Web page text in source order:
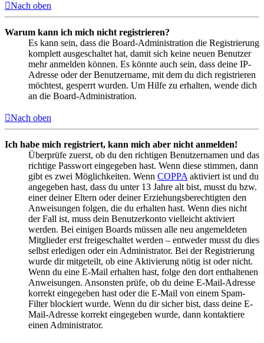
Nach oben
Warum kann ich mich nicht registrieren?
Es kann sein, dass die Board-Administration die Registrierung
komplett ausgeschaltet hat, damit sich keine neuen Benutzer
mehr anmelden können. Es könnte auch sein, dass deine IP-
Adresse oder der Benutzername, mit dem du dich registrieren
möchtest, gesperrt wurden. Um Hilfe zu erhalten, wende dich
an die Board-Administration.
Nach oben
Ich habe mich registriert, kann mich aber nicht anmelden!
Überprüfe zuerst, ob du den richtigen Benutzernamen und das
richtige Passwort eingegeben hast. Wenn diese stimmen, dann
gibt es zwei Möglichkeiten. Wenn COPPA aktiviert ist und du
angegeben hast, dass du unter 13 Jahre alt bist, musst du bzw.
einer deiner Eltern oder deiner Erziehungsberechtigten den
Anweisungen folgen, die du erhalten hast. Wenn dies nicht
der Fall ist, muss dein Benutzerkonto vielleicht aktiviert
werden. Bei einigen Boards müssen alle neu angemeldeten
Mitglieder erst freigeschaltet werden – entweder musst du dies
selbst erledigen oder ein Administrator. Bei der Registrierung
wurde dir mitgeteilt, ob eine Aktivierung nötig ist oder nicht.
Wenn du eine E-Mail erhalten hast, folge den dort enthaltenen
Anweisungen. Ansonsten prüfe, ob du deine E-Mail-Adresse
korrekt eingegeben hast oder die E-Mail von einem Spam-
Filter blockiert wurde. Wenn du dir sicher bist, dass deine E-
Mail-Adresse korrekt eingegeben wurde, dann kontaktiere
einen Administrator.